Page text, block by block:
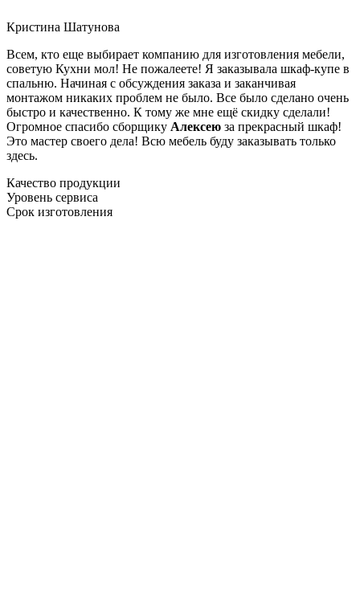
Кристина Шатунова
Всем, кто еще выбирает компанию для изготовления мебели,
советую Кухни мол! Не пожалеете! Я заказывала шкаф-купе в
спальню. Начиная с обсуждения заказа и заканчивая
монтажом никаких проблем не было. Все было сделано очень
быстро и качественно. К тому же мне ещё скидку сделали!
Огромное спасибо сборщику Алексею за прекрасный шкаф!
Это мастер своего дела! Всю мебель буду заказывать только
здесь.
Качество продукции
Уровень сервиса
Срок изготовления